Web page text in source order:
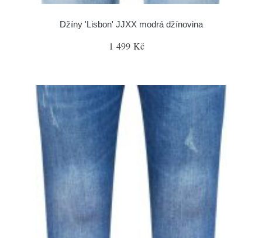
Džíny 'Lisbon' JJXX modrá džínovina
1 499 Kč